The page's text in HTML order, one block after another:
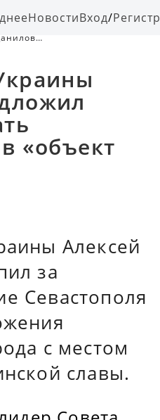
НовостиВход/
«объект
Алексей
за
Севастополя
с местом
славы.